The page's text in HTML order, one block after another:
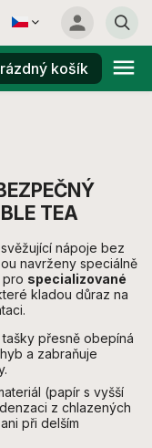
košík
TEA
nápoje bez
navrženy speciálně
pro specializované
kladou důraz na
přesně obepíná
a zabraňuje
(papír s vyšší
z chlazených
při delším